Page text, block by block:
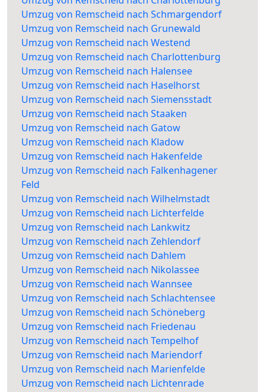
Umzug von Remscheid nach Schmargendorf
Umzug von Remscheid nach Grunewald
Umzug von Remscheid nach Westend
Umzug von Remscheid nach Charlottenburg
Umzug von Remscheid nach Halensee
Umzug von Remscheid nach Haselhorst
Umzug von Remscheid nach Siemensstadt
Umzug von Remscheid nach Staaken
Umzug von Remscheid nach Gatow
Umzug von Remscheid nach Kladow
Umzug von Remscheid nach Hakenfelde
Umzug von Remscheid nach Falkenhagener
Feld
Umzug von Remscheid nach Wilhelmstadt
Umzug von Remscheid nach Lichterfelde
Umzug von Remscheid nach Lankwitz
Umzug von Remscheid nach Zehlendorf
Umzug von Remscheid nach Dahlem
Umzug von Remscheid nach Nikolassee
Umzug von Remscheid nach Wannsee
Umzug von Remscheid nach Schlachtensee
Umzug von Remscheid nach Schöneberg
Umzug von Remscheid nach Friedenau
Umzug von Remscheid nach Tempelhof
Umzug von Remscheid nach Mariendorf
Umzug von Remscheid nach Marienfelde
Umzug von Remscheid nach Lichtenrade